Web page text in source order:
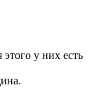
у них есть